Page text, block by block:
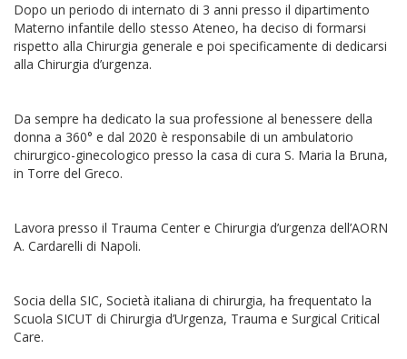
Dopo un periodo di internato di 3 anni presso il dipartimento
Materno infantile dello stesso Ateneo, ha deciso di formarsi
rispetto alla Chirurgia generale e poi specificamente di dedicarsi
alla Chirurgia d’urgenza.
Da sempre ha dedicato la sua professione al benessere della
donna a 360° e dal 2020 è responsabile di un ambulatorio
chirurgico-ginecologico presso la casa di cura S. Maria la Bruna,
in Torre del Greco.
Lavora presso il Trauma Center e Chirurgia d’urgenza dell’AORN
A. Cardarelli di Napoli.
Socia della SIC, Società italiana di chirurgia, ha frequentato la
Scuola SICUT di Chirurgia d’Urgenza, Trauma e Surgical Critical
Care.